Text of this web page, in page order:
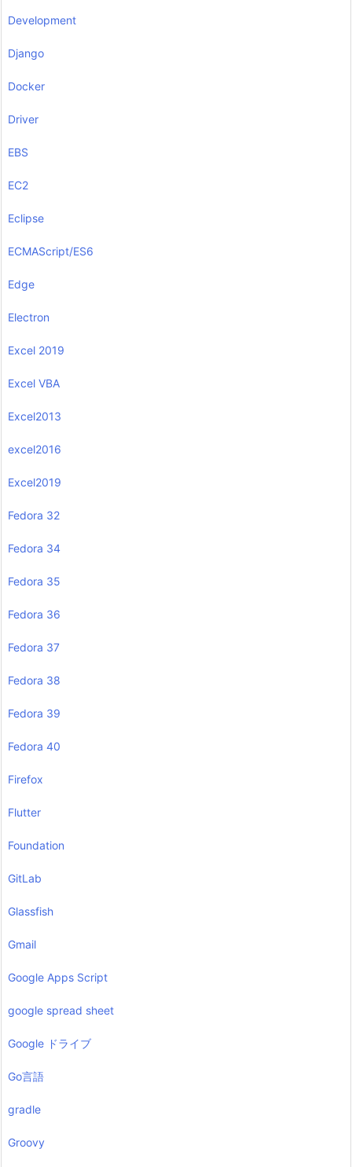
Development
Django
Docker
Driver
EBS
EC2
Eclipse
ECMAScript/ES6
Edge
Electron
Excel 2019
Excel VBA
Excel2013
excel2016
Excel2019
Fedora 32
Fedora 34
Fedora 35
Fedora 36
Fedora 37
Fedora 38
Fedora 39
Fedora 40
Firefox
Flutter
Foundation
GitLab
Glassfish
Gmail
Google Apps Script
google spread sheet
Google ドライブ
Go言語
gradle
Groovy